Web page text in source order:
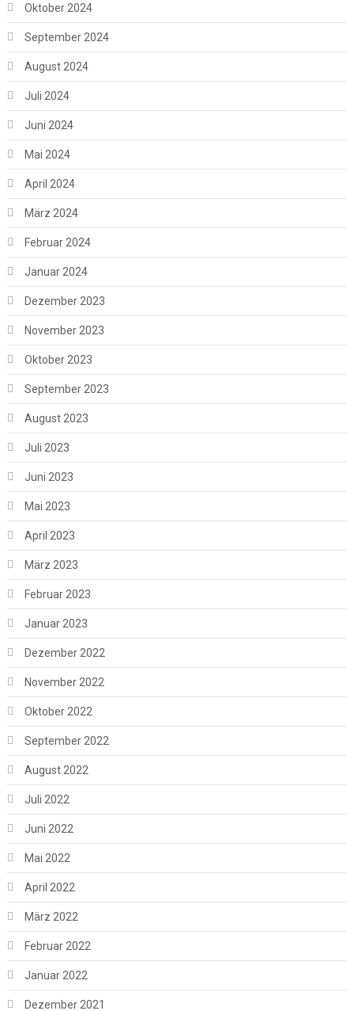
Oktober 2024
September 2024
August 2024
Juli 2024
Juni 2024
Mai 2024
April 2024
März 2024
Februar 2024
Januar 2024
Dezember 2023
November 2023
Oktober 2023
September 2023
August 2023
Juli 2023
Juni 2023
Mai 2023
April 2023
März 2023
Februar 2023
Januar 2023
Dezember 2022
November 2022
Oktober 2022
September 2022
August 2022
Juli 2022
Juni 2022
Mai 2022
April 2022
März 2022
Februar 2022
Januar 2022
Dezember 2021